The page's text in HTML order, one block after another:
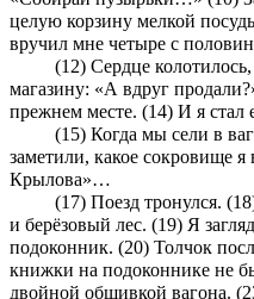
целую корзину мелкой
вручил мне четыре с
(12) Сердце
магазину: «А вдруг
прежнем месте. (14) И я стал
(15) Когда мы сели в
заметили, какое сокровище
Крылова»…
(17) Поезд тронулся.
и берёзовый лес. (19) Я
подоконник. (20) Толчок
книжки на подоконнике не
двойной обшивкой вагона.